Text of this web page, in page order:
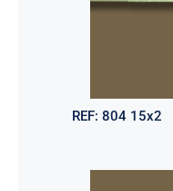
REF: 804 15x2